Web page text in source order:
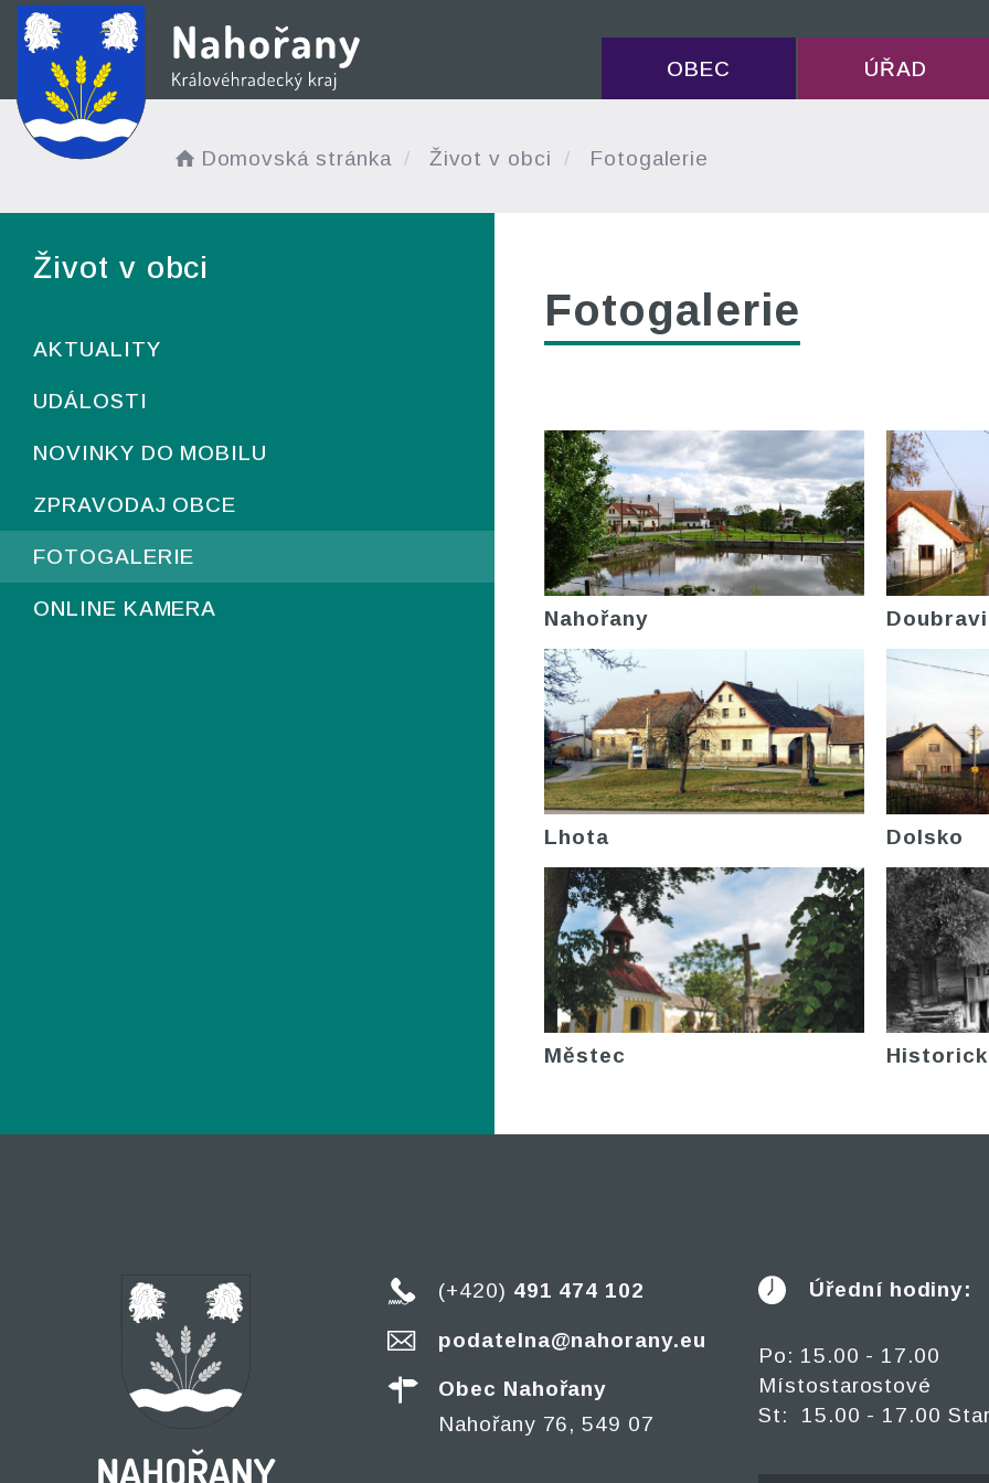
OBEC ÚŘAD
Domovská stránka Život v obci Fotogalerie
Život v obci
AKTUALITY
UDÁLOSTI
NOVINKY DO MOBILU
ZPRAVODAJ OBCE
FOTOGALERIE
ONLINE KAMERA
Fotogalerie
Nahořany
Lhota Dolsko
Městec
(+420) 491 474 102
podatelna@nahorany.eu
Obec Nahořany
Nahořany 76, 549 07
Úřední hodiny:
Po: 15.00 - 17.00
Místostarostové
St: 15.00 - 17.00